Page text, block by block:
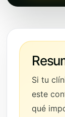
Si tu
este
qué